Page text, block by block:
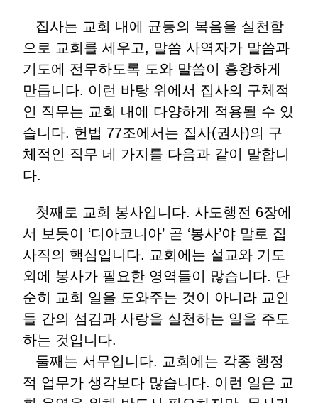
집사는 교회 내에 균등의 복음을 실천함
으로 교회를 세우고, 말씀 사역자가 말씀과
기도에 전무하도록 도와 말씀이 흥왕하게
만듭니다. 이런 바탕 위에서 집사의 구체적
인 직무는 교회 내에 다양하게 적용될 수 있
습니다. 헌법 77조에서는 집사(권사)의 구
체적인 직무 네 가지를 다음과 같이 말합니
다.
첫째로 교회 봉사입니다. 사도행전 6장에
서 보듯이 ‘디아코니아’ 곧 ‘봉사’야 말로 집
사직의 핵심입니다. 교회에는 설교와 기도
외에 봉사가 필요한 영역들이 많습니다. 단
순히 교회 일을 도와주는 것이 아니라 교인
들 간의 섬김과 사랑을 실천하는 일을 주도
하는 것입니다.
둘째는 서무입니다. 교회에는 각종 행정
적 업무가 생각보다 많습니다. 이런 일은 교